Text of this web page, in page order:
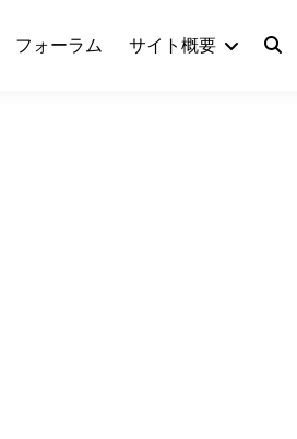
フォーラム サイト概要